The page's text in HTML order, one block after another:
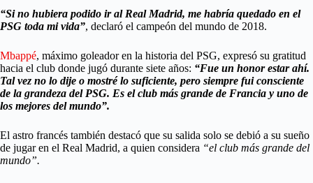
“Si no hubiera podido ir al Real Madrid, me habría quedado en el
PSG toda mi vida”, declaró el campeón del mundo de 2018.
Mbappé, máximo goleador en la historia del PSG, expresó su gratitud
hacia el club donde jugó durante siete años: “Fue un honor estar ahí.
Tal vez no lo dije o mostré lo suficiente, pero siempre fui consciente
de la grandeza del PSG. Es el club más grande de Francia y uno de
los mejores del mundo”.
El astro francés también destacó que su salida solo se debió a su sueño
de jugar en el Real Madrid, a quien considera “el club más grande del
mundo”.